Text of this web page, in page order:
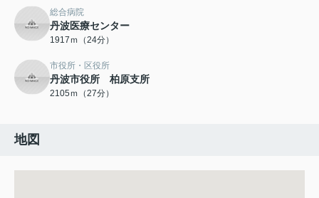
総合病院
丹波医療センター
1917ｍ（24分）
市役所・区役所
丹波市役所 柏原支所
2105ｍ（27分）
地図